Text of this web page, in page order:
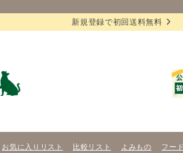
新規登録で初回送料無料
お気に入りリスト 比較リスト よみもの フード